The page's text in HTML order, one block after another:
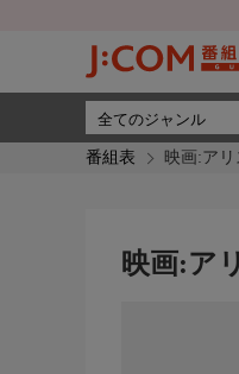
番組表 映画:ア
映画:ア